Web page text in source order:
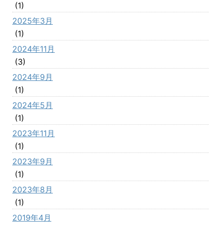
(1)
2025年3月
(1)
2024年11月
(3)
2024年9月
(1)
2024年5月
(1)
2023年11月
(1)
2023年9月
(1)
2023年8月
(1)
2019年4月